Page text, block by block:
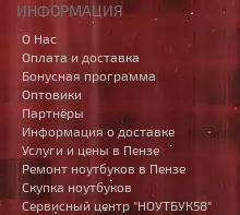
ИНФОРМАЦИЯ
О Нас
Оплата и доставка
Бонусная программа
Оптовики
Партнёры
Информация о доставке
Услуги и цены в Пензе
Ремонт ноутбуков в Пензе
Скупка ноутбуков
Сервисный центр "НОУТБУК58"